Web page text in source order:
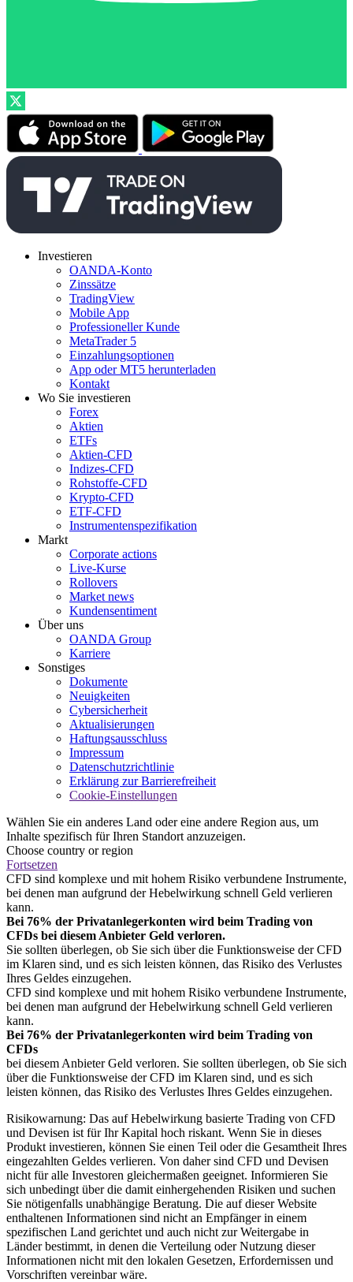
Investieren
OANDA-Konto
Zinssätze
TradingView
Mobile App
Professioneller Kunde
MetaTrader 5
Einzahlungsoptionen
App oder MT5 herunterladen
Kontakt
Wo Sie investieren
Forex
Aktien
ETFs
Aktien-CFD
Indizes-CFD
Rohstoffe-CFD
Krypto-CFD
ETF-CFD
Instrumentenspezifikation
Markt
Corporate actions
Live-Kurse
Rollovers
Market news
Kundensentiment
Über uns
OANDA Group
Karriere
Sonstiges
Dokumente
Neuigkeiten
Cybersicherheit
Aktualisierungen
Haftungsausschluss
Impressum
Datenschutzrichtlinie
Erklärung zur Barrierefreiheit
Cookie-Einstellungen
Wählen Sie ein anderes Land oder eine andere Region aus, um
Inhalte spezifisch für Ihren Standort anzuzeigen.
Choose country or region
Fortsetzen
CFD sind komplexe und mit hohem Risiko verbundene Instrumente,
bei denen man aufgrund der Hebelwirkung schnell Geld verlieren
kann.
Bei 76% der Privatanlegerkonten wird beim Trading von
CFDs bei diesem Anbieter Geld verloren.
Sie sollten überlegen, ob Sie sich über die Funktionsweise der CFD
im Klaren sind, und es sich leisten können, das Risiko des Verlustes
Ihres Geldes einzugehen.
CFD sind komplexe und mit hohem Risiko verbundene Instrumente,
bei denen man aufgrund der Hebelwirkung schnell Geld verlieren
kann.
Bei 76% der Privatanlegerkonten wird beim Trading von
CFDs
bei diesem Anbieter Geld verloren. Sie sollten überlegen, ob Sie sich
über die Funktionsweise der CFD im Klaren sind, und es sich
leisten können, das Risiko des Verlustes Ihres Geldes einzugehen.
Risikowarnung: Das auf Hebelwirkung basierte Trading von CFD
und Devisen ist für Ihr Kapital hoch riskant. Wenn Sie in dieses
Produkt investieren, können Sie einen Teil oder die Gesamtheit Ihres
eingezahlten Geldes verlieren. Von daher sind CFD und Devisen
nicht für alle Investoren gleichermaßen geeignet. Informieren Sie
sich unbedingt über die damit einhergehenden Risiken und suchen
Sie nötigenfalls unabhängige Beratung. Die auf dieser Website
enthaltenen Informationen sind nicht an Empfänger in einem
spezifischen Land gerichtet und auch nicht zur Weitergabe in
Länder bestimmt, in denen die Verteilung oder Nutzung dieser
Informationen nicht mit den lokalen Gesetzen, Erfordernissen und
Vorschriften vereinbar wäre.